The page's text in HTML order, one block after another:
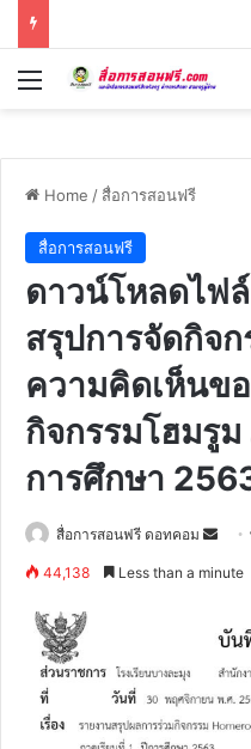
Menu
Home / สื่อการสอนฟรี
สื่อการสอนฟรี
ดาวน์โหลดไฟ
สรุปการจัดกิจ
ความคิดเห็นข
กิจกรรมโฮมรูม
การศึกษา
สื่อการสอนฟรี ดอทคอม
Send
44,138 Less than a minute